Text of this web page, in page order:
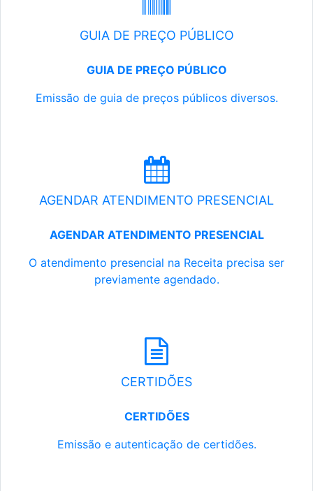
GUIA DE PREÇO PÚBLICO
GUIA DE PREÇO PÚBLICO
Emissão de guia de preços públicos diversos.
AGENDAR ATENDIMENTO PRESENCIAL
AGENDAR ATENDIMENTO PRESENCIAL
O atendimento presencial na Receita precisa ser
previamente agendado.
CERTIDÕES
CERTIDÕES
Emissão e autenticação de certidões.